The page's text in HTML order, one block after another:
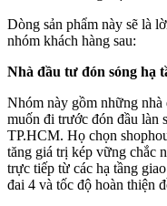
Dòng sản phẩm này sẽ là
nhóm khách hàng sau:
Nhà đầu tư đón sóng hạ
Nhóm này gồm những
muốn đi trước đón đầu làn
TP.HCM. Họ chọn
tăng giá trị kép vững chắc
trực tiếp từ các hạ tầng
đai 4 và tốc độ hoàn thiện